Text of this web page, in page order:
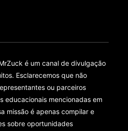
é um canal de divulgação
Esclarecemos que não
ou parceiros
educacionais mencionadas em
missão é apenas compilar e
sobre oportunidades